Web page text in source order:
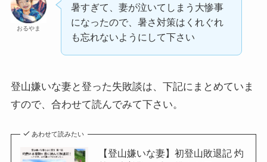
おるやま
暑すぎて、妻が泣いてしまう大惨事
になったので、暑さ対策はくれぐれ
も忘れないようにして下さい
登山嫌いな妻と登った失敗談は、下記にまとめていま
すので、合わせて読んでみて下さい。
あわせて読みたい
【登山嫌いな妻】初登山敗退記 灼